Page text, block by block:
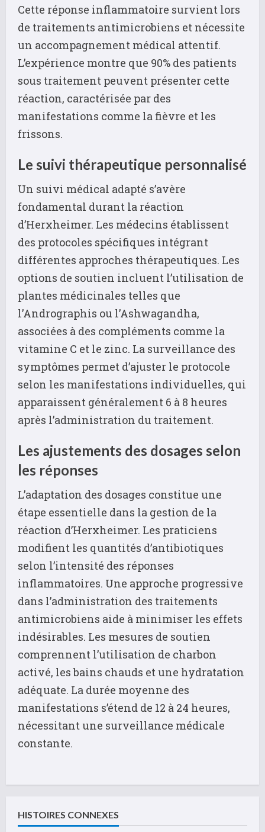
Cette réponse inflammatoire survient lors
de traitements antimicrobiens et nécessite
un accompagnement médical attentif.
L’expérience montre que 90% des patients
sous traitement peuvent présenter cette
réaction, caractérisée par des
manifestations comme la fièvre et les
frissons.
Le suivi thérapeutique personnalisé
Un suivi médical adapté s’avère
fondamental durant la réaction
d’Herxheimer. Les médecins établissent
des protocoles spécifiques intégrant
différentes approches thérapeutiques. Les
options de soutien incluent l’utilisation de
plantes médicinales telles que
l’Andrographis ou l’Ashwagandha,
associées à des compléments comme la
vitamine C et le zinc. La surveillance des
symptômes permet d’ajuster le protocole
selon les manifestations individuelles, qui
apparaissent généralement 6 à 8 heures
après l’administration du traitement.
Les ajustements des dosages selon
les réponses
L’adaptation des dosages constitue une
étape essentielle dans la gestion de la
réaction d’Herxheimer. Les praticiens
modifient les quantités d’antibiotiques
selon l’intensité des réponses
inflammatoires. Une approche progressive
dans l’administration des traitements
antimicrobiens aide à minimiser les effets
indésirables. Les mesures de soutien
comprennent l’utilisation de charbon
activé, les bains chauds et une hydratation
adéquate. La durée moyenne des
manifestations s’étend de 12 à 24 heures,
nécessitant une surveillance médicale
constante.
C
HISTOIRES CONNEXES